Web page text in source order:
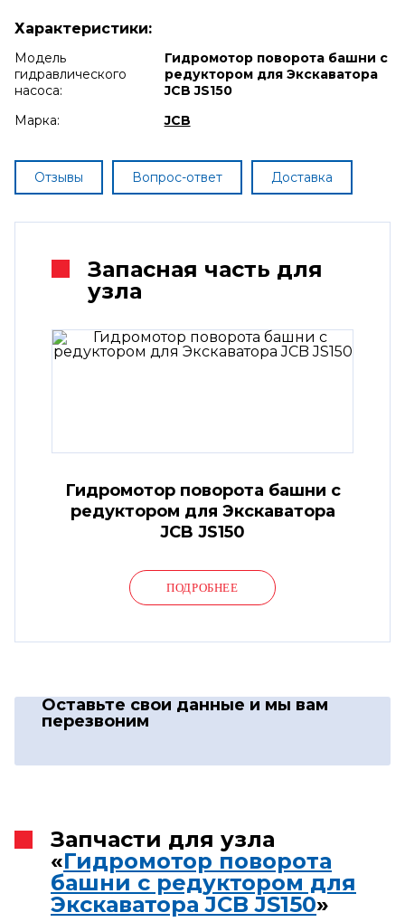
Характеристики:
Модель
гидравлического
насоса:
Гидромотор поворота башни с
редуктором для Экскаватора
JCB JS150
Марка:
JCB
Отзывы Вопрос-ответ Доставка
Запасная часть для
узла
Гидромотор поворота башни с
редуктором для Экскаватора
JCB JS150
ПОДРОБНЕЕ
Оставьте свои данные и мы вам
перезвоним
Запчасти для узла
«Гидромотор поворота
башни с редуктором для
Экскаватора JCB JS150»